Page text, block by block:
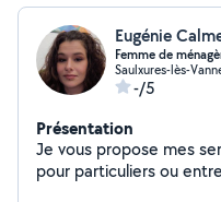
Eugénie
Femme de
Saulxures-lès-
-/5
Présentation
Je vous propose mes
pour particuliers ou